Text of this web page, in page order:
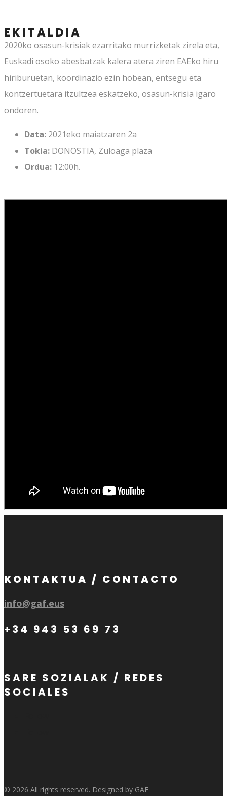
EKITALDIA
2020ko osasun-krisiak ezarritako murrizketak zirela eta,
Euskadi osoko abesbatzak kalera atera ziren EAEko hiru
hiriburuetan, koordinazio ezin hobean, entsegu eta
kontzertuetara itzultzea eskatzeko, osasun-krisia igaro
ondoren.
Data: 2021eko maiatzaren 2a
Tokia: DONOSTIA, Zuloaga plaza
Ordua: 12:00h.
KONTAKTUA / CONTACTO
info@gaf.eus
+34 943 53 69 73
SARE SOZIALAK / REDES
SOCIALES
© 2026 All rights reserved. Designed by GAF